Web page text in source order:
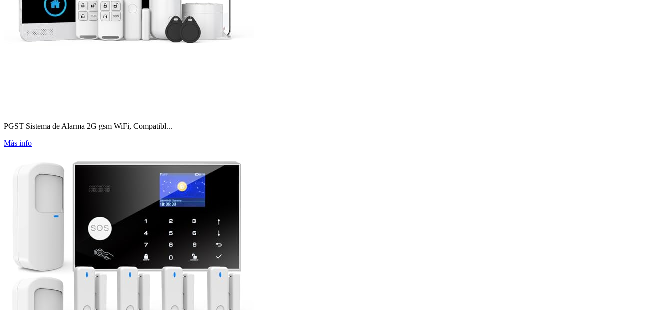
PGST Sistema de Alarma 2G gsm WiFi, Compatibl...
Más info